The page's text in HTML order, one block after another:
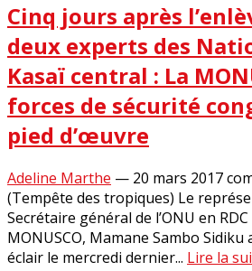
Cinq jours après
deux experts des
Kasaï central : La
forces de sécurité
pied d’œuvre
Adeline Marthe — 20 mars 2017
(Tempête des tropiques) Le
Secrétaire général de l’ONU en
MONUSCO, Mamane Sambo
éclair le mercredi dernier... Lire la